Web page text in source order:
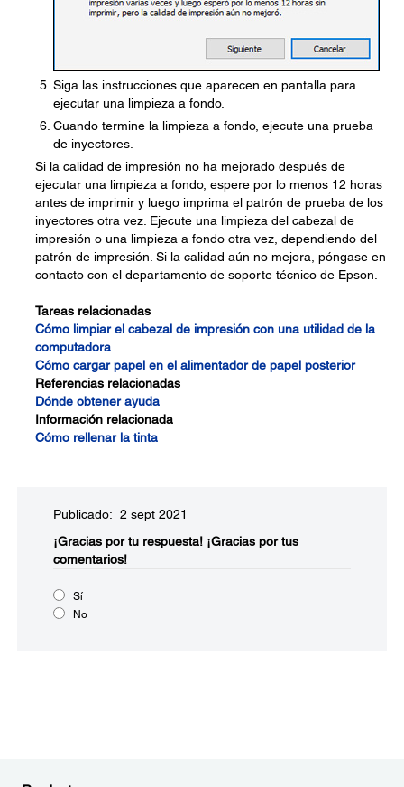
Siga las instrucciones que aparecen en pantalla para
ejecutar una limpieza a fondo.
Cuando termine la limpieza a fondo, ejecute una prueba
de inyectores.
Si la calidad de impresión no ha mejorado después de
ejecutar una limpieza a fondo, espere por lo menos 12 horas
antes de imprimir y luego imprima el patrón de prueba de los
inyectores otra vez. Ejecute una limpieza del cabezal de
impresión o una limpieza a fondo otra vez, dependiendo del
patrón de impresión. Si la calidad aún no mejora, póngase en
contacto con el departamento de soporte técnico de Epson.
Tareas relacionadas
Cómo limpiar el cabezal de impresión con una utilidad de la
computadora
Cómo cargar papel en el alimentador de papel posterior
Referencias relacionadas
Dónde obtener ayuda
Información relacionada
Cómo rellenar la tinta
Publicado: 2 sept 2021
¡Gracias por tu respuesta! ¡Gracias por tus
comentarios!
Sí
No